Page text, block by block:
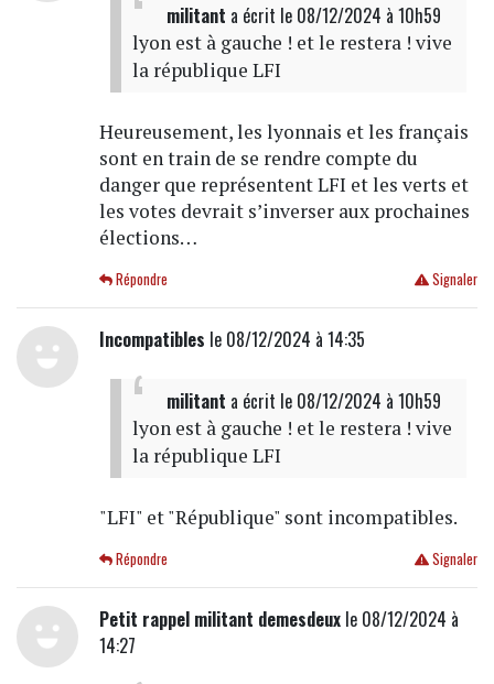
militant a écrit le 08/12/2024 à 10h59
lyon est à gauche ! et le restera ! vive
la république LFI
Heureusement, les lyonnais et les français
sont en train de se rendre compte du
danger que représentent LFI et les verts et
les votes devrait s’inverser aux prochaines
élections…
Signaler
Répondre
Incompatibles le 08/12/2024 à 14:35
militant a écrit le 08/12/2024 à 10h59
lyon est à gauche ! et le restera ! vive
la république LFI
"LFI" et "République" sont incompatibles.
Signaler
Répondre
Petit rappel militant demesdeuxle 08/12/2024 à
14:27